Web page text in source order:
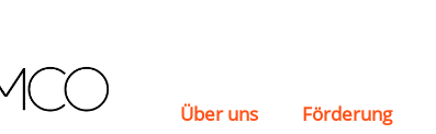
Über uns Förderung